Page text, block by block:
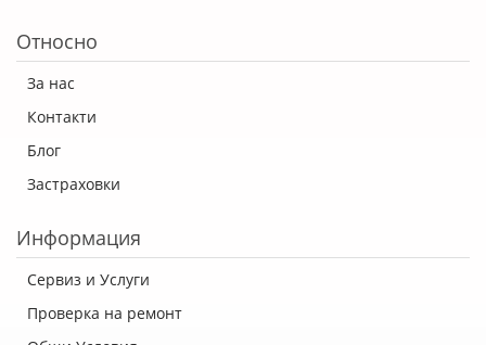
Относно
За нас
Контакти
Блог
Застраховки
Информация
Сервиз и Услуги
Проверка на ремонт